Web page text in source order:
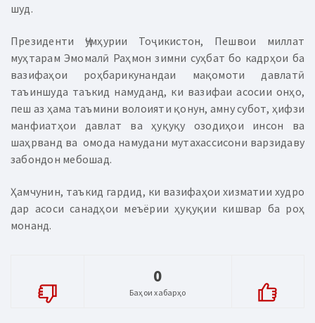
шуд.
Президенти Ҷумҳурии Тоҷикистон, Пешвои миллат
муҳтарам Эмомалӣ Раҳмон зимни суҳбат бо кадрҳои ба
вазифаҳои роҳбарикунандаи мақомоти давлатӣ
таъиншуда таъкид намуданд, ки вазифаи асосии онҳо,
пеш аз ҳама таъмини волоияти қонун, амну субот, ҳифзи
манфиатҳои давлат ва ҳуқуқу озодиҳои инсон ва
шаҳрванд ва омода намудани мутахассисони варзидаву
забондон мебошад.
Ҳамчунин, таъкид гардид, ки вазифаҳои хизматии худро
дар асоси санадҳои меъёрии ҳуқуқии кишвар ба роҳ
монанд.
0
Баҳои хабарҳо